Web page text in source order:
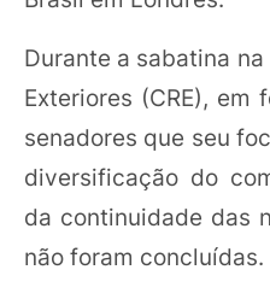
Durante a sabatina
Exteriores (CRE), em
senadores que seu
diversificação do
da continuidade das
não foram concluídas.